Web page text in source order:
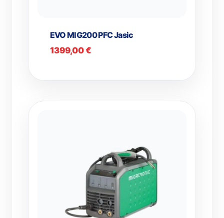
EVO MIG200 PFC Jasic
1399,00€